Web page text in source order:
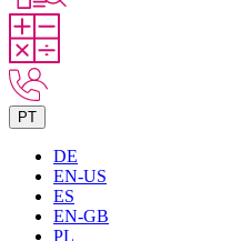
PT
DE
EN-US
ES
EN-GB
PL